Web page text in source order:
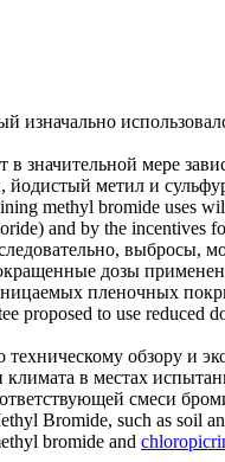
изначально
значительной мере
, йодистый метил и
methyl bromide uses
and by the incentives
дозы
пленочных
proposed to use reduced
обзору и
в местах
смеси
Bromide, such as soil
bromide and